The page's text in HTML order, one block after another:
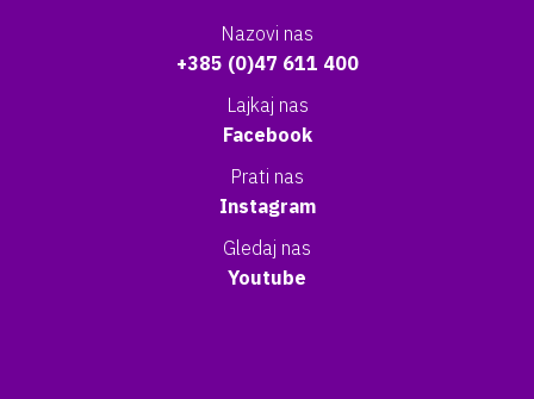
Nazovi nas
+385 (0)47 611 400
Lajkaj nas
Facebook
Prati nas
Instagram
Gledaj nas
Youtube